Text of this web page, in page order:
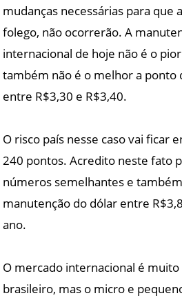
mudanças necessárias para que
folego, não ocorrerão. A
internacional de hoje não é o
também não é o melhor a ponto
entre R$3,30 e R$3,40.
O risco país nesse caso vai ficar
240 pontos. Acredito neste fato
números semelhantes e
manutenção do dólar entre
ano.
O mercado internacional é
brasileiro, mas o micro e